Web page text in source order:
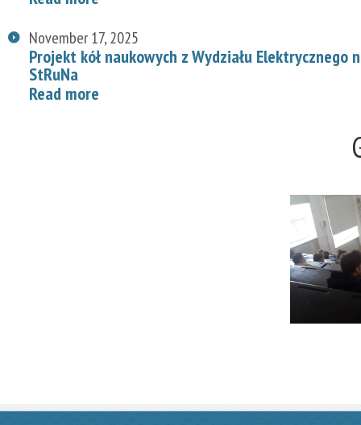
November 17, 2025
Projekt kół naukowych z Wydziału
StRuNa
Read more